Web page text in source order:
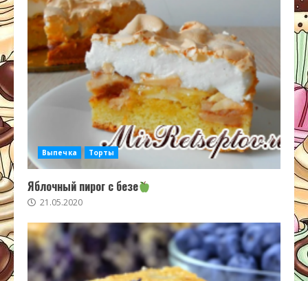
Выпечка Торты
Яблочный пирог с безе
21.05.2020